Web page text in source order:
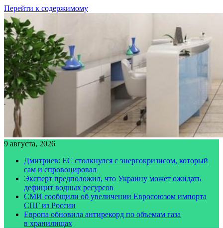
Перейти к содержимому
9 августа, 2026
Дмитриев: ЕС столкнулся с энергокризисом, который
сам и спровоцировал
Эксперт предположил, что Украину может ожидать
дефицит водных ресурсов
СМИ сообщили об увеличении Евросоюзом импорта
СПГ из России
Европа обновила антирекорд по объемам газа
в хранилищах